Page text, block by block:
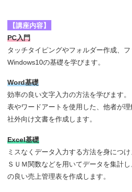
【講座内容】
PC入門
タッチタイピングやフォルダー作成、
Windows10の基礎を学びます。
Word基礎
効率の良い文字入力の方法を学びます。
表やワードアートを使用した、他者が
社外向け文書を作成します。
Excel基礎
ミスなくデータ入力する方法を身につけ
ＳＵＭ関数などを用いてデータを集計
の良い売上管理表を作成します。